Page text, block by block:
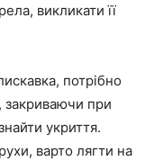
викликати її
потрібно
закриваючи при
укриття.
варто лягти на